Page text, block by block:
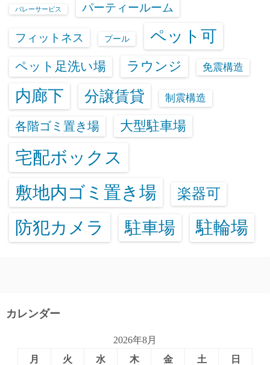
バレーサービス パーティールーム
フィットネス プール ペット可
ペット足洗い場 ラウンジ 免震構造
内廊下 分譲賃貸 制震構造
各階ゴミ置き場 大型駐車場
宅配ボックス
敷地内ゴミ置き場
楽器可
防犯カメラ 駐車場 駐輪場
カレンダー
2026年8月
月
火 水 木 金 土 日